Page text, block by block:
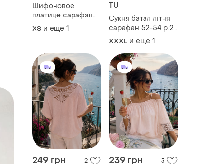
Шифоновое
платице сарафан
кружевом
мереживом с 42-
квітчаста
цветастая квіти
квітковий квітах
цветах крутое как
zimmerman платье
сукня
ХS и еще 1
TU
Сукня батал літня
сарафан 52-54 р.20
xxxl 3xl 4xl xxxxl
сарафан вінтаж
винтаж цветах
квітах квітчаста
квітчаста
цветастая квіти
цветочек платье
плат
XXXL и еще 1
249 грн
2
239 грн 3